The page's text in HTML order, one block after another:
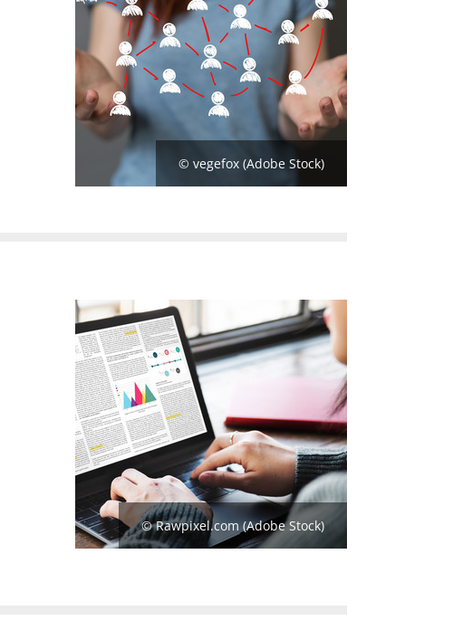
© vegefox (Adobe Stock)
© Rawpixel.com (Adobe Stock)